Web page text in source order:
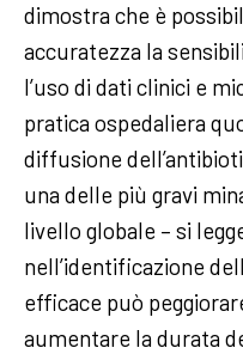
dimostra che è
accuratezza la
l’uso di dati clinici e
pratica ospedaliera
diffusione
una delle più gravi
livello globale – si
nell’identificazione
efficace può
aumentare la durata